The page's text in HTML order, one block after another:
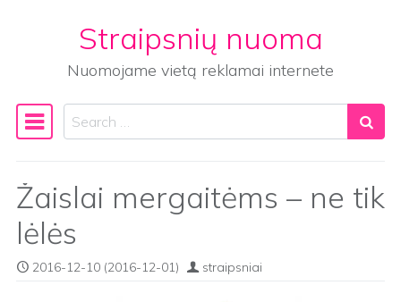
Straipsnių nuoma
Nuomojame vietą reklamai internete
Main Navigation
Search
Žaislai mergaitėms – ne tik
lėlės
2016-12-10 (2016-12-01) straipsniai